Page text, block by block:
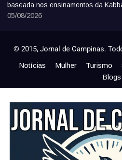
baseada nos ensinamentos da
05/08/2026
© 2015, Jornal de Campinas.
Notícias Mulher Turismo
Blogs